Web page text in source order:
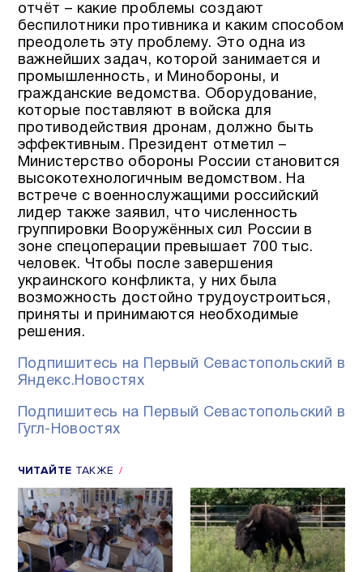
отчёт – какие проблемы создают
беспилотники противника и каким способом
преодолеть эту проблему. Это одна из
важнейших задач, которой занимается и
промышленность, и Минобороны, и
гражданские ведомства. Оборудование,
которые поставляют в войска для
противодействия дронам, должно быть
эффективным. Президент отметил –
Министерство обороны России становится
высокотехнологичным ведомством. На
встрече с военнослужащими российский
лидер также заявил, что численность
группировки Вооружённых сил России в
зоне спецоперации превышает 700 тыс.
человек. Чтобы после завершения
украинского конфликта, у них была
возможность достойно трудоустроиться,
приняты и принимаются необходимые
решения.
Подпишитесь на Первый Севастопольский в
Яндекс.Новостях
Подпишитесь на Первый Севастопольский в
Гугл-Новостях
ЧИТАЙТЕ ТАКЖЕ